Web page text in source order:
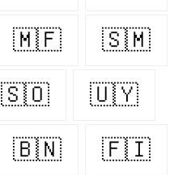
🇲🇫 🇸🇲
🇸🇴 🇺🇾
🇧🇳 🇫🇮